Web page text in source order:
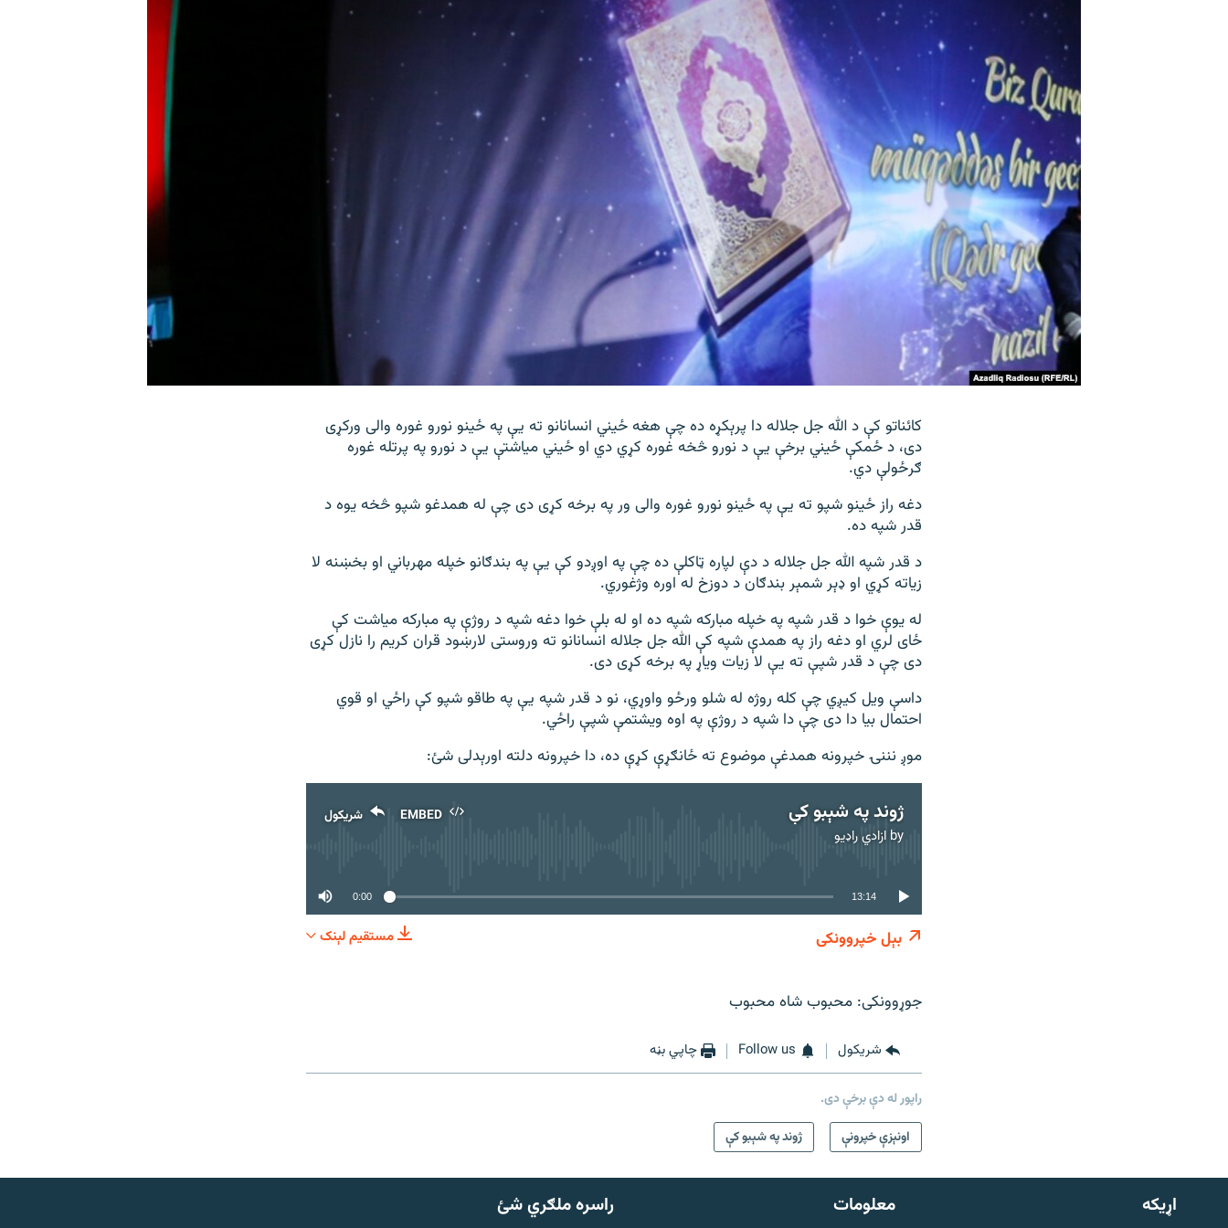
راسره ملګري شئ
کائناتو کې د الله جل جلاله دا پرېکړه ده چې هغه ځیني انسانانو ته یې په ځینو نورو غوره والی ورکړی
دی، د ځمکې ځيني برخې يې د نورو څخه غوره کړي دي او ځيني میاشتې يې د نورو په پرتله غوره
ګرځولې دي.
دغه راز ځینو شپو ته یې په ځینو نورو غوره والی ور په برخه کړی دی چې له همدغو شپو څخه یوه د
قدر شپه ده.
د قدر شپه الله جل جلاله د دې لپاره ټاکلې ده چې په اوږدو کې یې په بندګانو خپله مهرباني او بخښنه لا
زیاته کړي او ډېر شمېر بندګان د دوزخ له اوره وژغوري.
له یوې خوا د قدر شپه په خپله مبارکه شپه ده او له بلې خوا دغه شپه د روژې په مبارکه میاشت کې
ځای لري او دغه راز په همدې شپه کې الله جل جلاله انسانانو ته وروستی لارښود قران کریم را نازل کړی
دی چې د قدر شپې ته یې لا زیات ویاړ په برخه کړی دی.
داسې ویل کیږي چې کله روژه له شلو ورځو واوړي، نو د قدر شپه یې په طاقو شپو کې راځي او قوي
احتمال بیا دا دی چې دا شپه د روژې په اوه ویشتمې شپې راځي.
موږ نننۍ خپرونه همدغې موضوع ته ځانګړې کړې ده، دا خپرونه دلته اورېدلی شئ:
EMBED شریکول ژوند په شېبو کې
by ازادي راډیو
شریکول
0:00 13:14
مستقیم لېنک بېل خپروونکی
جوړوونکی: محبوب شاه محبوب
شريکول Follow us چاپي بڼه
راپور له دې برخې دی.
اونېزې خپرونې
ژوند په شېبو کې
راسره ملګري شئ اړيکه معلومات